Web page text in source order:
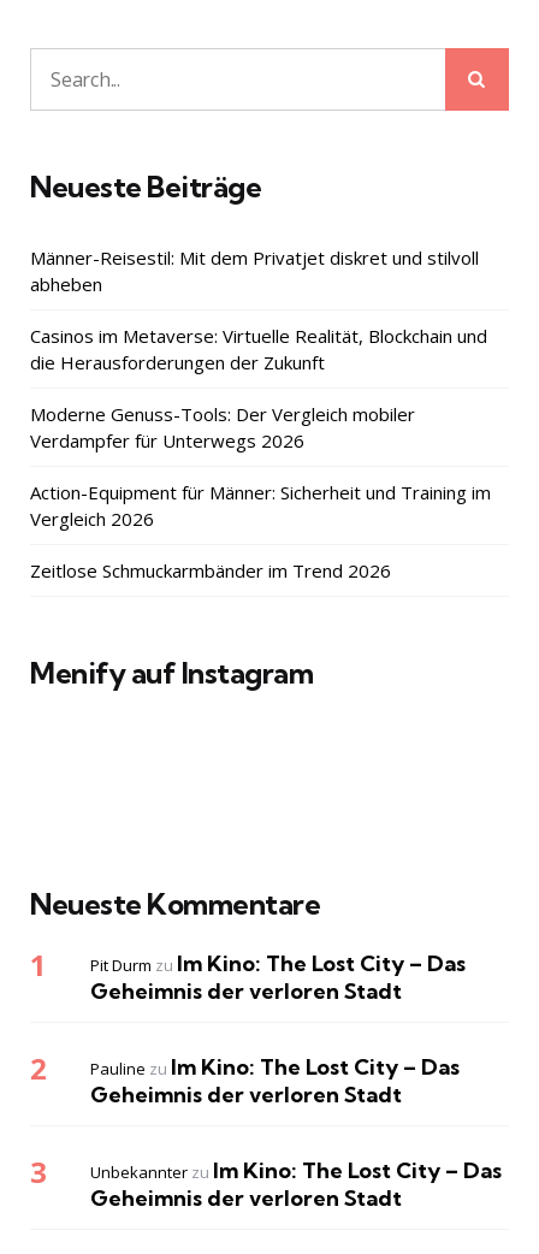
Search
for:
Neueste Beiträge
Männer-Reisestil: Mit dem Privatjet diskret und stilvoll
abheben
Casinos im Metaverse: Virtuelle Realität, Blockchain und
die Herausforderungen der Zukunft
Moderne Genuss-Tools: Der Vergleich mobiler
Verdampfer für Unterwegs 2026
Action-Equipment für Männer: Sicherheit und Training im
Vergleich 2026
Zeitlose Schmuckarmbänder im Trend 2026
Menify auf Instagram
Neueste Kommentare
Pit Durm zu Im Kino: The Lost City – Das
Geheimnis der verloren Stadt
Pauline zu Im Kino: The Lost City – Das
Geheimnis der verloren Stadt
Unbekannter zu Im Kino: The Lost City – Das
Geheimnis der verloren Stadt